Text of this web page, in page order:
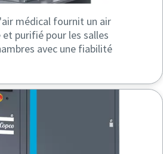
médical fournit un air
purifié pour les salles
avec une fiabilité